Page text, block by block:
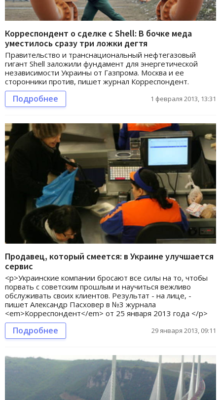
Корреспондент о сделке с Shell: В бочке меда
уместилось сразу три ложки дегтя
Правительство и транснациональный нефтегазовый
гигант Shell заложили фундамент для энергетической
независимости Украины от Газпрома. Москва и ее
сторонники против, пишет журнал Корреспондент.
Подробнее 1 февраля 2013, 13:31
Продавец, который смеется: в Украине улучшается
сервис
<p>Украинские компании бросают все силы на то, чтобы
порвать с советским прошлым и научиться вежливо
обслуживать своих клиентов. Результат - на лице, -
пишет Александр Пасховер в №3 журнала
<em>Корреспондент</em> от 25 января 2013 года </p>
Подробнее 29 января 2013, 09:11